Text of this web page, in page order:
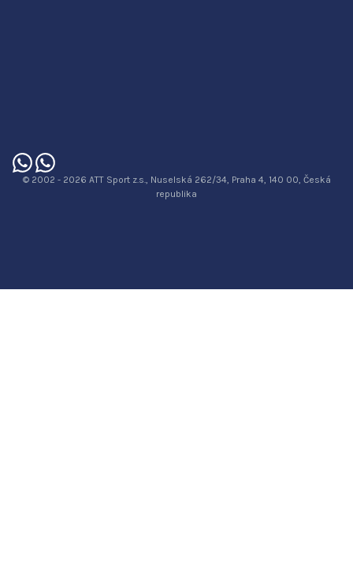
© 2002 - 2026 ATT Sport z.s., Nuselská 262/34, Praha 4, 140 00, Česká
republika